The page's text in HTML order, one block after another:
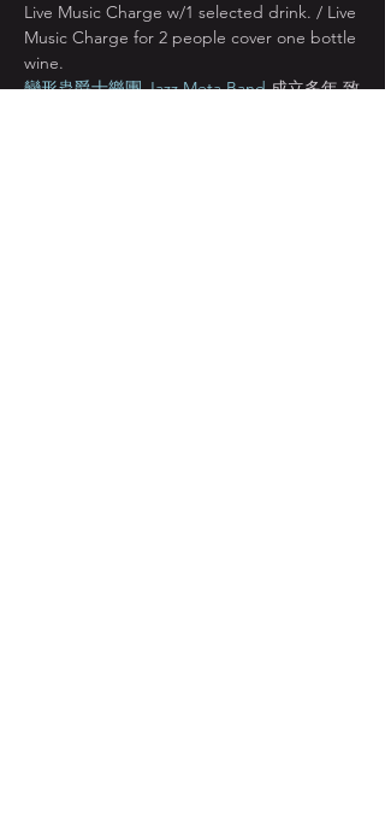
Live Music Charge w/1 selected drink. / Live
Music Charge for 2 people cover one bottle
wine.
變形蟲爵士樂團 Jazz Meta Band 成立多年 致